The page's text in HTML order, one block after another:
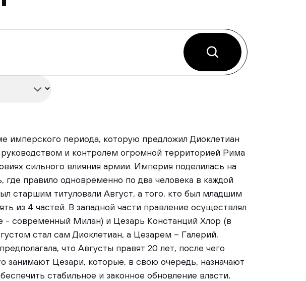
имперского периода, которую предложил Диоклетиан
и контролем огромной территорией Рима
сильного влияния армии. Империя поделилась на
где правило одновременно по два человека в каждой
старшим титуловали Август, а того, кто был младшим
из 4 частей. В западной части правление осуществлял
- современный Милан) и Цезарь Констанций Хлор (в
стал сам Диоклетиан, а Цезарем – Галерий,
что Августы правят 20 лет, после чего
занимают Цезари, которые, в свою очередь, назначают
стабильное и законное обновление власти,